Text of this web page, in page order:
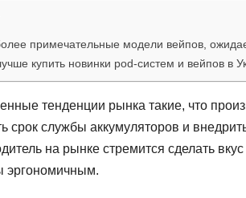
примечательные модели вейпов,
купить новинки pod-систем и вейпов в
тенденции рынка такие, что
срок службы аккумуляторов и
на рынке стремится сделать
эргономичным.